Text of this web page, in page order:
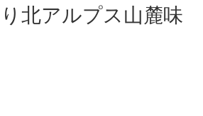
北アルプス山麓味